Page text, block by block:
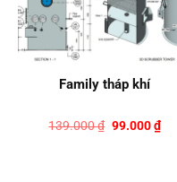
Family tháp khí
139.000₫ Giá
99.000₫Giá
hiện